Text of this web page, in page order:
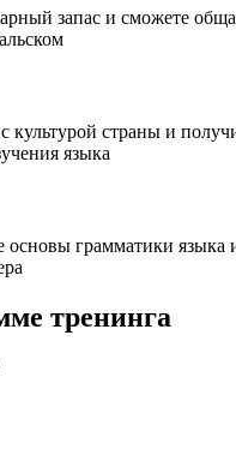
запас и сможете
культурой страны и
языка
основы грамматики языка
тренинга